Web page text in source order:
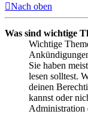
Nach oben
Was sind wichtige
Wichtige
Sie haben
lesen solltest.
deinen
kannst oder
Administration